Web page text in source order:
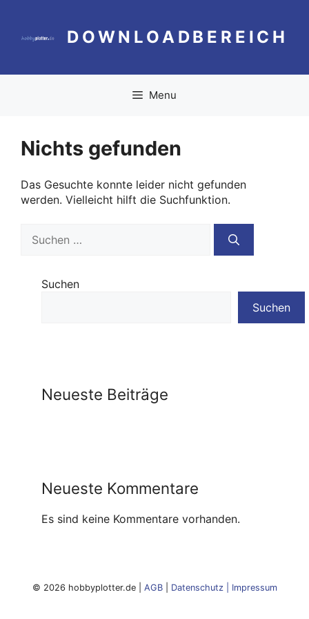
springen
DOWNLOADBEREICH
Menu
Nichts gefunden
Das Gesuchte konnte leider nicht gefunden
werden. Vielleicht hilft die Suchfunktion.
nach:
Suchen
Suchen
Neueste Beiträge
Neueste Kommentare
Es sind keine Kommentare vorhanden.
© 2026 hobbyplotter.de | AGB| Datenschutz| Impressum